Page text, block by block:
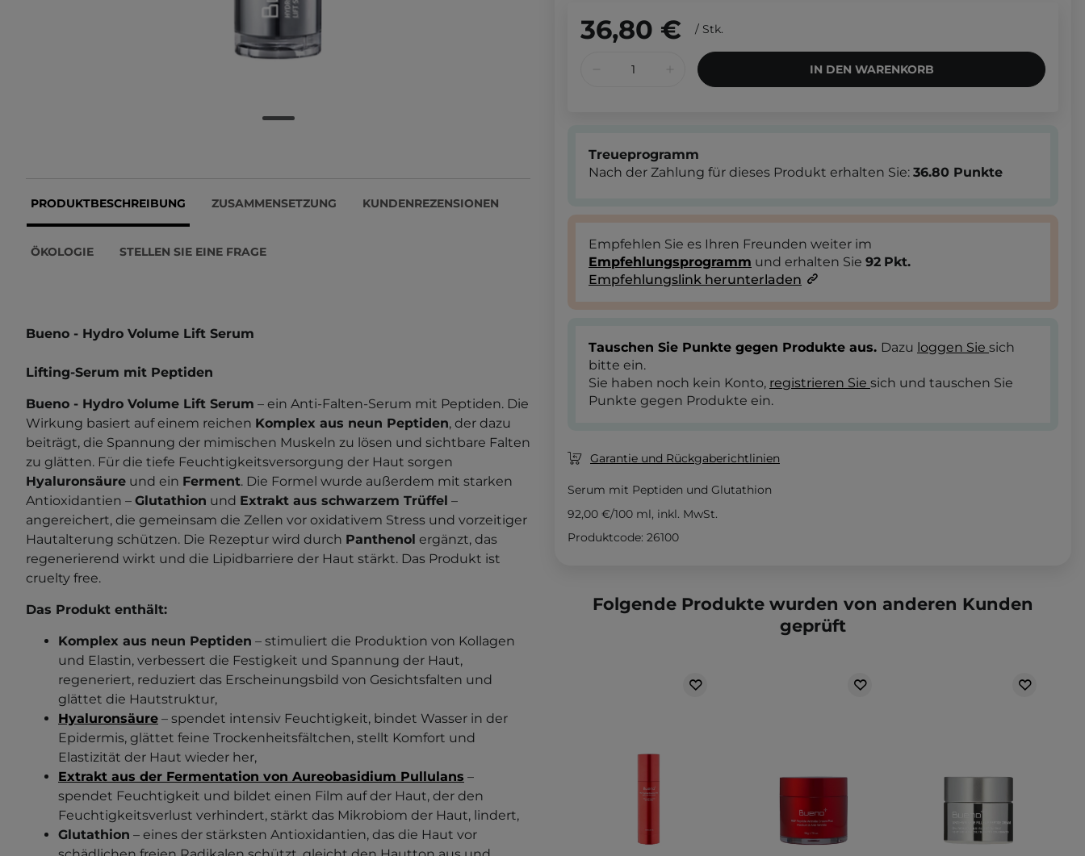
PRODUKTBESCHREIBUNG ZUSAMMENSETZUNG KUNDENREZENSIONEN
ÖKOLOGIE STELLEN SIE EINE FRAGE
Bueno - Hydro Volume Lift Serum
Lifting-Serum mit Peptiden
Bueno - Hydro Volume Lift Serum – ein Anti-Falten-Serum mit Peptiden. Die
Wirkung basiert auf einem reichen Komplex aus neun Peptiden, der dazu
beiträgt, die Spannung der mimischen Muskeln zu lösen und sichtbare Falten
zu glätten. Für die tiefe Feuchtigkeitsversorgung der Haut sorgen
Hyaluronsäure und ein Ferment. Die Formel wurde außerdem mit starken
Antioxidantien – Glutathion und Extrakt aus schwarzem Trüffel –
angereichert, die gemeinsam die Zellen vor oxidativem Stress und vorzeitiger
Hautalterung schützen. Die Rezeptur wird durch Panthenol ergänzt, das
regenerierend wirkt und die Lipidbarriere der Haut stärkt. Das Produkt ist
cruelty free.
Das Produkt enthält:
Komplex aus neun Peptiden – stimuliert die Produktion von Kollagen
und Elastin, verbessert die Festigkeit und Spannung der Haut,
regeneriert, reduziert das Erscheinungsbild von Gesichtsfalten und
glättet die Hautstruktur,
Hyaluronsäure – spendet intensiv Feuchtigkeit, bindet Wasser in der
Epidermis, glättet feine Trockenheitsfältchen, stellt Komfort und
Elastizität der Haut wieder her,
Extrakt aus der Fermentation von Aureobasidium Pullulans –
spendet Feuchtigkeit und bildet einen Film auf der Haut, der den
Feuchtigkeitsverlust verhindert, stärkt das Mikrobiom der Haut, lindert,
Glutathion – eines der stärksten Antioxidantien, das die Haut vor
36,80 € / Stk.
IN DEN WARENKORB
Treueprogramm
Nach der Zahlung für dieses Produkt erhalten Sie: 36.80 Punkte
Empfehlen Sie es Ihren Freunden weiter im
Empfehlungsprogramm und erhalten Sie 92 Pkt.
Empfehlungslink herunterladen
Tauschen Sie Punkte gegen Produkte aus. Dazu loggen Sie sich
bitte ein.
Sie haben noch kein Konto, registrieren Sie sich und tauschen Sie
Punkte gegen Produkte ein.
Garantie und Rückgaberichtlinien
Serum mit Peptiden und Glutathion
92,00 €/100 ml, inkl. MwSt.
Produktcode: 26100
Folgende Produkte wurden von anderen Kunden
geprüft